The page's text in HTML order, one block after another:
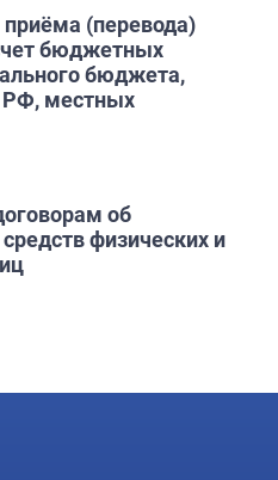
(перевода)
бюджетных
бюджета,
РФ, местных
об
физических и